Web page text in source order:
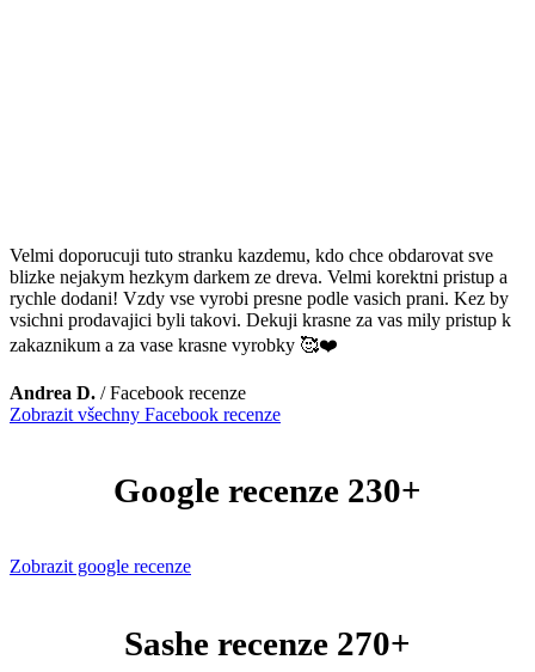
Velmi doporucuji tuto stranku kazdemu, kdo chce obdarovat sve
blizke nejakym hezkym darkem ze dreva. Velmi korektni pristup a
rychle dodani! Vzdy vse vyrobi presne podle vasich prani. Kez by
vsichni prodavajici byli takovi. Dekuji krasne za vas mily pristup k
zakaznikum a za vase krasne vyrobky 🥰❤️
Andrea D. /Facebook recenze
Zobrazit všechny Facebook recenze
Google recenze 230+
Zobrazit google recenze
Sashe recenze 270+